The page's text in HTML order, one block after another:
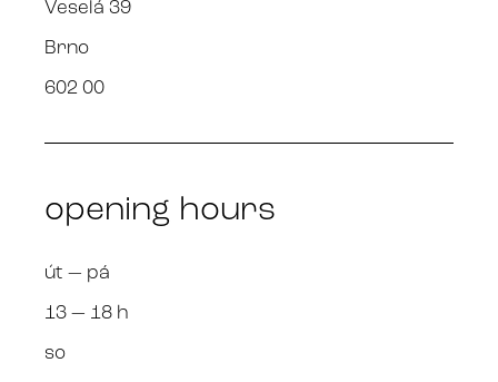
Veselá 39
Brno
602 00
opening hours
út — pá
13 — 18 h
so